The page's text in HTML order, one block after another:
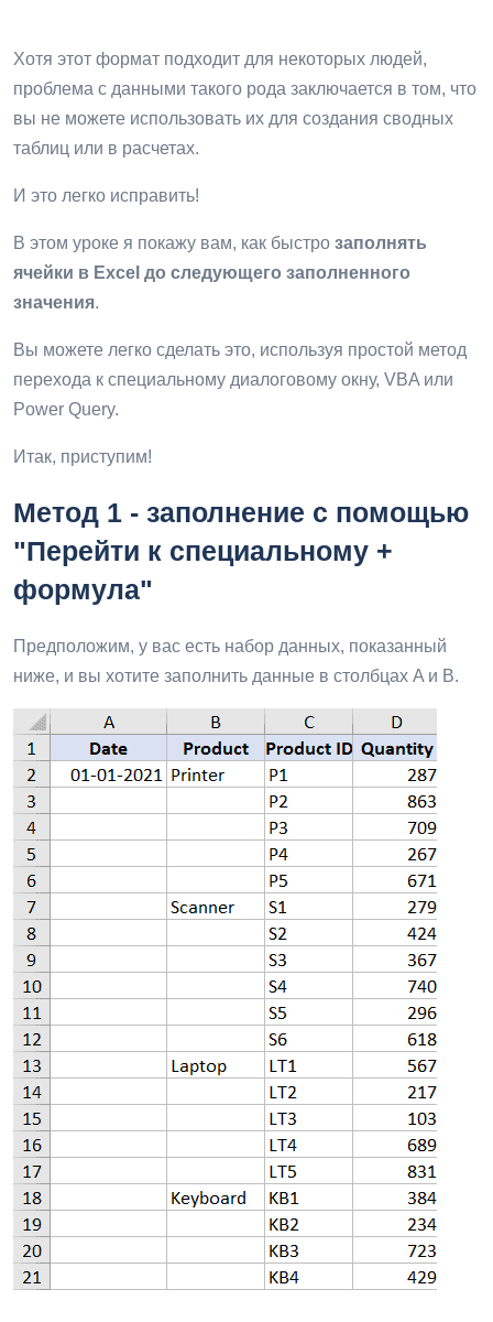
Хотя этот формат подходит для некоторых людей,
проблема с данными такого рода заключается в том, что
вы не можете использовать их для создания сводных
таблиц или в расчетах.
И это легко исправить!
В этом уроке я покажу вам, как быстро заполнять
ячейки в Excel до следующего заполненного
значения.
Вы можете легко сделать это, используя простой метод
перехода к специальному диалоговому окну, VBA или
Power Query.
Итак, приступим!
Метод 1 - заполнение с помощью
"Перейти к специальному +
формула"
Предположим, у вас есть набор данных, показанный
ниже, и вы хотите заполнить данные в столбцах A и B.